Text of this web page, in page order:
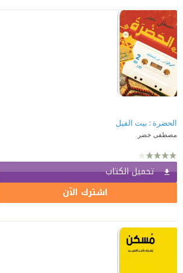
الحضرة : بيت الفيل
مصطفى خضر
تحميل الكتاب
اشترك الآن